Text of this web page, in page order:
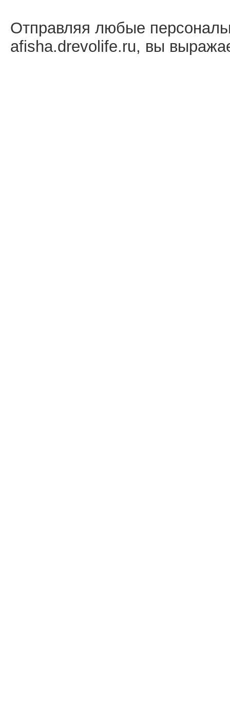
Отправляя любые
afisha.drevolife.ru, вы